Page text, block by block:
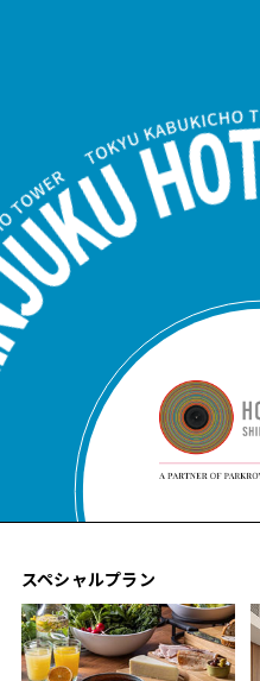
スペシャルプラン